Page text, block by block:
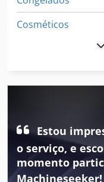
Cosméticos
Embaladora
Estoque
Etiquetador
Estou
o serviço, e
momento
Machineseeker!